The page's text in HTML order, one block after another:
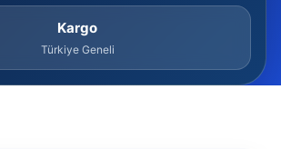
Kargo
Türkiye Geneli